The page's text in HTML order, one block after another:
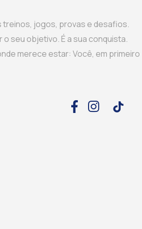
treinos, jogos, provas e desafios.
seu objetivo. É a sua conquista.
merece estar: Você, em primeiro